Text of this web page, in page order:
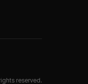
reserved.